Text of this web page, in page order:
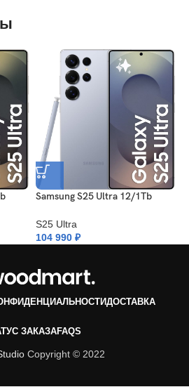
Samsung S25 Ultra 12/1Tb
S25 Ultra
104 990 ₽
ДОСТАВКА
ЗАКАЗАFAQS
Copyright © 2022